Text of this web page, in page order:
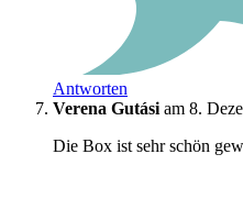
Antworten
Verena Gutási am 8.
Die Box ist sehr schön